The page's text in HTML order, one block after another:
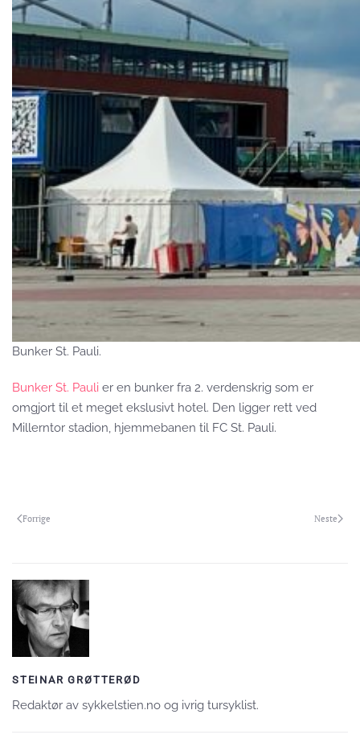
Bunker St. Pauli.
Bunker St. Pauli er en bunker fra 2. verdenskrig som er
omgjort til et meget ekslusivt hotel. Den ligger rett ved
Millerntor stadion, hjemmebanen til FC St. Pauli.
Forrige Neste
STEINAR GRØTTERØD
Redaktør av sykkelstien.no og ivrig tursyklist.